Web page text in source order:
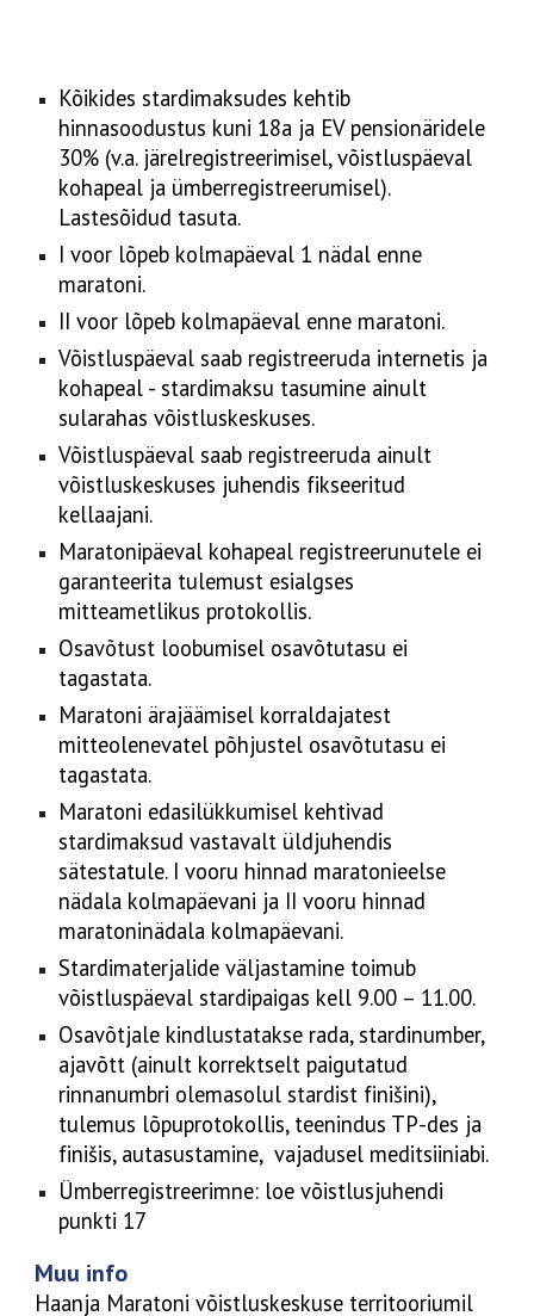
Kõikides stardimaksudes kehtib
hinnasoodustus kuni 18a ja EV pensionäridele
30% (v.a. järelregistreerimisel, võistluspäeval
kohapeal ja ümberregistreerumisel).
Lastesõidud tasuta.
I voor lõpeb kolmapäeval 1 nädal enne
maratoni.
II voor lõpeb kolmapäeval enne maratoni.
Võistluspäeval saab registreeruda internetis ja
kohapeal - stardimaksu tasumine ainult
sularahas võistluskeskuses.
Võistluspäeval saab registreeruda ainult
võistluskeskuses juhendis fikseeritud
kellaajani.
Maratonipäeval kohapeal registreerunutele ei
garanteerita tulemust esialgses
mitteametlikus protokollis.
Osavõtust loobumisel osavõtutasu ei
tagastata.
Maratoni ärajäämisel korraldajatest
mitteolenevatel põhjustel osavõtutasu ei
tagastata.
Maratoni edasilükkumisel kehtivad
stardimaksud vastavalt üldjuhendis
sätestatule. I vooru hinnad maratonieelse
nädala kolmapäevani ja II vooru hinnad
maratoninädala kolmapäevani.
Stardimaterjalide väljastamine toimub
võistluspäeval stardipaigas kell 9.00 – 11.00.
Osavõtjale kindlustatakse rada, stardinumber,
ajavõtt (ainult korrektselt paigutatud
rinnanumbri olemasolul stardist finišini),
tulemus lõpuprotokollis, teenindus TP-des ja
finišis, autasustamine, vajadusel meditsiiniabi.
Ümberregistreerimne: loe võistlusjuhendi
punkti 17
Muu info
Haanja Maratoni võistluskeskuse territooriumil